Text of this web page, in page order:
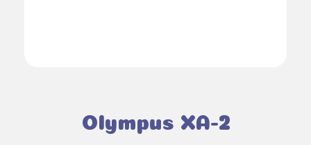
Olympus XA-2